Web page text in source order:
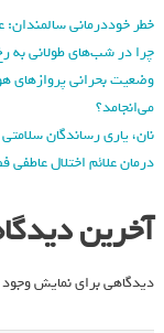
خطر خوددرمانی سالمندان:
چرا در شب‌های طولانی به
وضعیت بحرانی پروازهای
می‌انجامد؟
نان، یاری رساندگان
درمان علائم اختلال
آخرین
دیدگاهی برای نمایش وجود